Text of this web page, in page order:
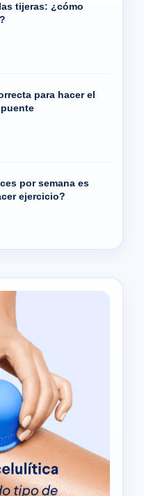
tijeras: ¿cómo
para hacer el
por semana es
ejercicio?